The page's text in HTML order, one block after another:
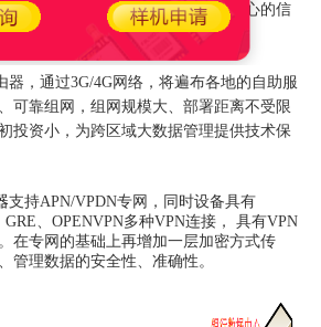
建无线网络实现自助终端与管控中心的信
，通过3G/4G网络，将遍布各地的自助服
可靠组网，组网规模大、部署距离不受限
投资小，为跨区域大数据管理提供技术保
支持APN/VPDN专网，同时设备具有
GRE、OPENVPN多种VPN连接， 具有VPN
在专网的基础上再增加一层加密方式传
管理数据的安全性、准确性。